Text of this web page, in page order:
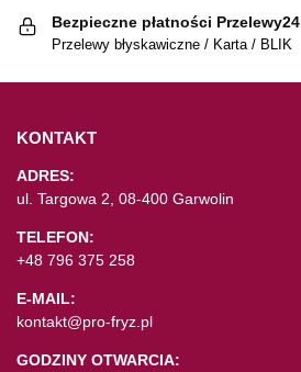
Bezpieczne płatności Przelewy24
Przelewy błyskawiczne / Karta / BLIK
KONTAKT
ADRES:
ul. Targowa 2, 08-400 Garwolin
TELEFON:
+48 796 375 258
E-MAIL:
kontakt@pro-fryz.pl
GODZINY OTWARCIA: